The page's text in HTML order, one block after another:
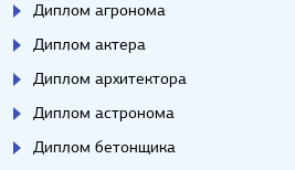
Диплом агронома
Диплом актера
Диплом архитектора
Диплом астронома
Диплом бетонщика